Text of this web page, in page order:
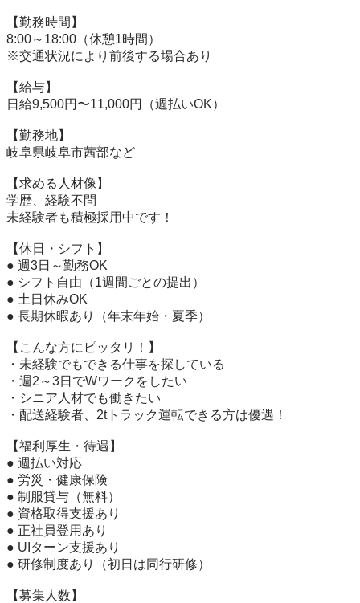
【勤務時間】
8:00～18:00（休憩1時間）
※交通状況により前後する場合あり
【給与】
日給9,500円〜11,000円（週払いOK）
【勤務地】
岐阜県岐阜市茜部など
【求める人材像】
学歴、経験不問
未経験者も積極採用中です！
【休日・シフト】
● 週3日～勤務OK
● シフト自由（1週間ごとの提出）
● 土日休みOK
● 長期休暇あり（年末年始・夏季）
【こんな方にピッタリ！】
・未経験でもできる仕事を探している
・週2～3日でWワークをしたい
・シニア人材でも働きたい
・配送経験者、2tトラック運転できる方は優遇！
【福利厚生・待遇】
● 週払い対応
● 労災・健康保険
● 制服貸与（無料）
● 資格取得支援あり
● 正社員登用あり
● UIターン支援あり
● 研修制度あり（初日は同行研修）
【募集人数】